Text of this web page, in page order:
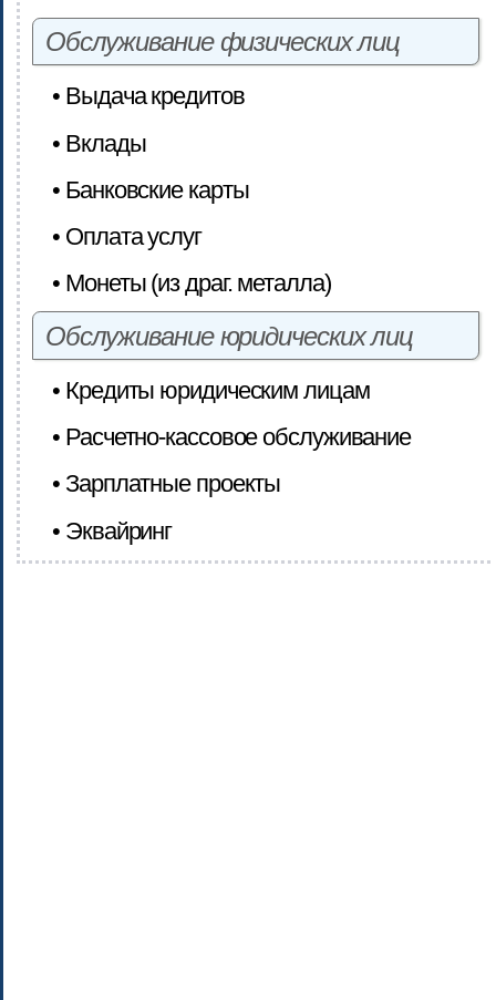
Обслуживание физических лиц
• Выдача кредитов
• Вклады
• Банковские карты
• Оплата услуг
• Монеты (из драг. металла)
Обслуживание юридических лиц
• Кредиты юридическим лицам
• Расчетно-кассовое обслуживание
• Зарплатные проекты
• Эквайринг